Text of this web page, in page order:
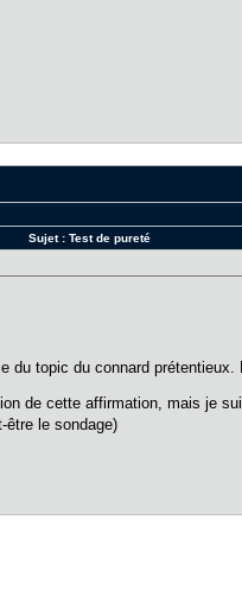
Sujet :Test de pureté
du topic du connard
de cette affirmation, mais je
être le sondage)